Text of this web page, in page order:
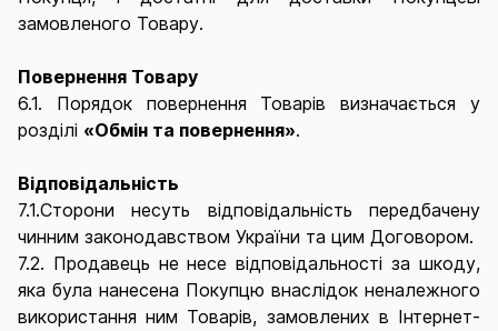
замовленого Товару.
Повернення Товару
6.1. Порядок повернення Товарів визначається у
розділі «Обмін та повернення».
Відповідальність
7.1.Сторони несуть відповідальність передбачену
чинним законодавством України та цим Договором.
7.2. Продавець не несе відповідальності за шкоду,
яка була нанесена Покупцю внаслідок неналежного
використання ним Товарів, замовлених в Інтернет-